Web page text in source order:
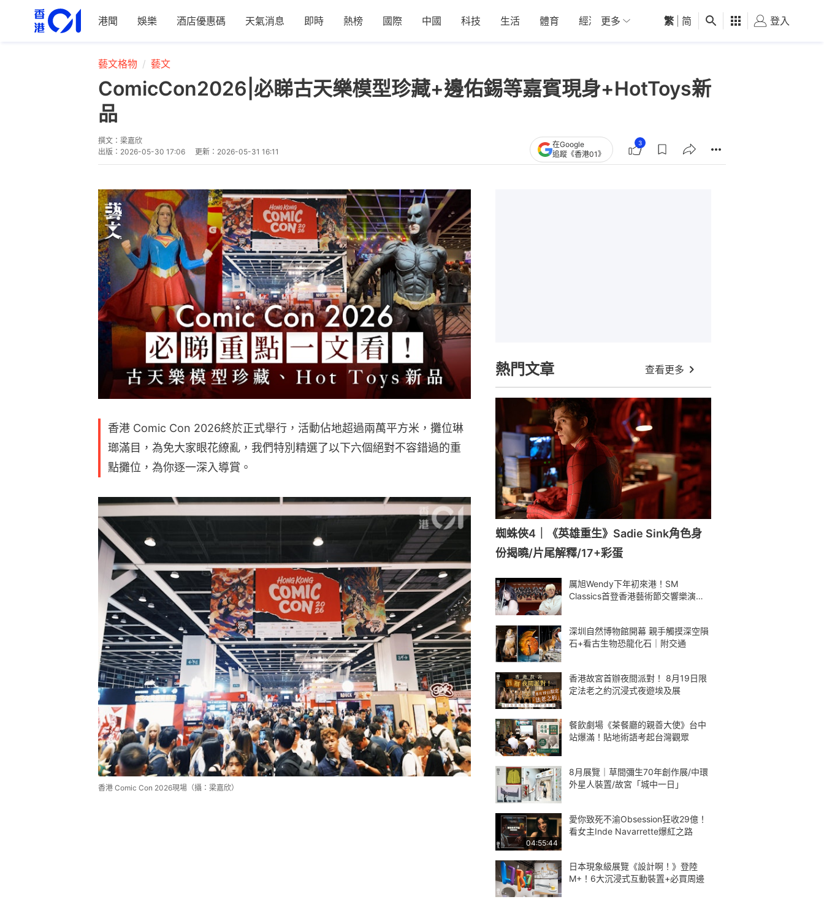
港聞 娛樂 酒店優惠碼 天氣消息 即時 熱榜 國際 中國 科技 生活 體育 經濟 01深圳 觀點 健康 好食玩飛
更多 繁 简 登入
藝文格物 藝文
ComicCon2026|必睇古天樂模型珍藏+邊佑錫等嘉賓現身+HotToys新
品
撰文： 梁嘉欣
出版： 2026-05-30 17:06 更新： 2026-05-31 16:11
在Google
追蹤《香港01》
3
香港 Comic Con 2026終於正式舉行，活動佔地超過兩萬平方米，攤位琳
瑯滿目，為免大家眼花繚亂，我們特別精選了以下六個絕對不容錯過的重
點攤位，為你逐一深入導賞。
香港 Comic Con 2026現場（攝：梁嘉欣）
熱門文章 查看更多
蜘蛛俠4｜《英雄重生》Sadie Sink角色身
份揭曉/片尾解釋/17+彩蛋
厲旭Wendy下年初來港！SM
Classics首登香港藝術節交響樂演繹
深圳自然博物館開幕 親手觸摸深空隕
石+看古生物恐龍化石｜附交通
香港故宮首辦夜間派對！ 8月19日限
定法老之約沉浸式夜遊埃及展
餐飲劇場《茶餐廳的親善大使》台中
站爆滿！貼地術語考起台灣觀眾
8月展覽｜草間彌生70年創作展/中環
外星人裝置/故宮「城中一日」
04:55:44
愛你致死不渝Obsession狂收29億！
看女主Inde Navarrette爆紅之路
日本現象級展覽《設計啊！》登陸
M+！6大沉浸式互動裝置+必買周邊